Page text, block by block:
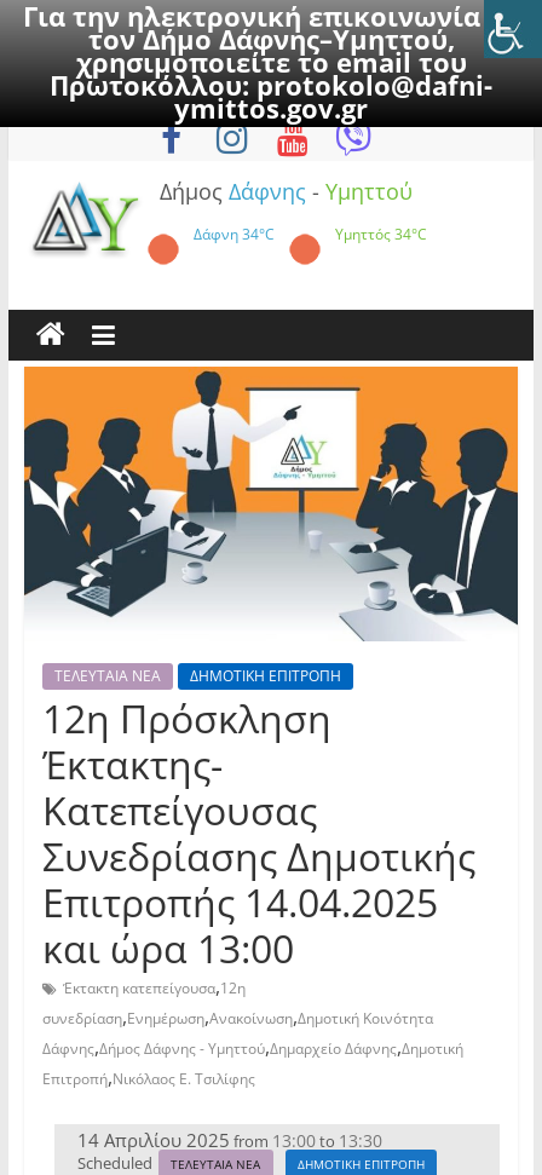
Για την ηλεκτρονική επικοινωνία με
τον Δήμο Δάφνης–Υμηττού,
χρησιμοποιείτε το email του
Πρωτοκόλλου:protokolo@dafni-
ymittos.gov.gr
to
Παρασκευή, 7 Αυγούστου 2026
Δήμος Δάφνης - Υμηττού
Δάφνη34°C Υμηττός34°C
ΤΕΛΕΥΤΑΙΑ ΝΕΑ ΔΗΜΟΤΙΚΗ ΕΠΙΤΡΟΠΗ
12η Πρόσκληση
Έκτακτης-
Κατεπείγουσας
Συνεδρίασης Δημοτικής
Επιτροπής 14.04.2025
και ώρα 13:00
Έκτακτη κατεπείγουσα,12η
συνεδρίαση,Ενημέρωση,Ανακοίνωση,Δημοτική Κοινότητα
Δάφνης,Δήμος Δάφνης - Υμηττού,Δημαρχείο Δάφνης,Δημοτική
Επιτροπή,Νικόλαος Ε. Τσιλίφης
14 Απριλίου 2025 from 13:00to 13:30
Scheduled ΤΕΛΕΥΤΑΙΑ ΝΕΑ ΔΗΜΟΤΙΚΗ ΕΠΙΤΡΟΠΗ